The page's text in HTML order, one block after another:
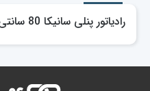
رادیاتور پنلی سانیکا 80 سانتی